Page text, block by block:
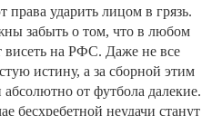
ударить лицом в грязь.
забыть о том, что в любом
висеть на РФС. Даже не все
истину, а за сборной этим
от футбола далекие.
бесхребетной неудачи станут